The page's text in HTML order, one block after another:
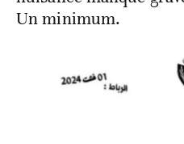
Un minimum.